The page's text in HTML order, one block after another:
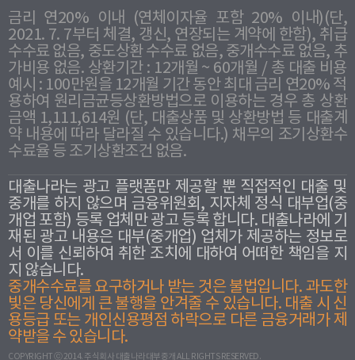
금리 연20% 이내 (연체이자율 포함 20% 이내)(단,
2021. 7. 7부터 체결, 갱신, 연장되는 계약에 한함), 취급
수수료 없음, 중도상환 수수료 없음, 중개수수료 없음, 추
가비용 없음. 상환기간 : 12개월 ~ 60개월 / 총 대출 비용
예시 : 100만원을 12개월 기간 동안 최대 금리 연20% 적
용하여 원리금균등상환방법으로 이용하는 경우 총 상환
금액 1,111,614원 (단, 대출상품 및 상환방법 등 대출계
약 내용에 따라 달라질 수 있습니다.) 채무의 조기상환수
수료율 등 조기상환조건 없음.
대출나라는 광고 플랫폼만 제공할 뿐 직접적인 대출 및
중개를 하지 않으며 금융위원회, 지자체 정식 대부업(중
개업 포함) 등록 업체만 광고 등록 합니다. 대출나라에 기
재된 광고 내용은 대부(중개업) 업체가 제공하는 정보로
서 이를 신뢰하여 취한 조치에 대하여 어떠한 책임을 지
지 않습니다.
중개수수료를 요구하거나 받는 것은 불법입니다. 과도한
빛은 당신에게 큰 불행을 안겨줄 수 있습니다. 대출 시 신
용등급 또는 개인신용평점 하락으로 다른 금융거래가 제
약받을 수 있습니다.
COPYRIGHT ⓒ 2014. 주식회사 대출나라대부중개 ALL RIGHTS RESERVED.